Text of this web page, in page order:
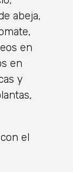
abeja,
en
en
y
el